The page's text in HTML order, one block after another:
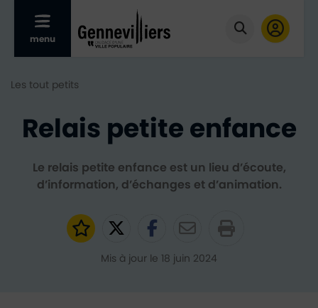
Afficher le menu mobile
menu Cliquer
Les tout petits
Relais petite enfance
Le relais petite enfance est un lieu d’écoute,
d’information, d’échanges et d’animation.
Ajouter aux favoris
Partager sur Twitter
Partager sur
Partager par
Mis à jour le 18 juin 2024